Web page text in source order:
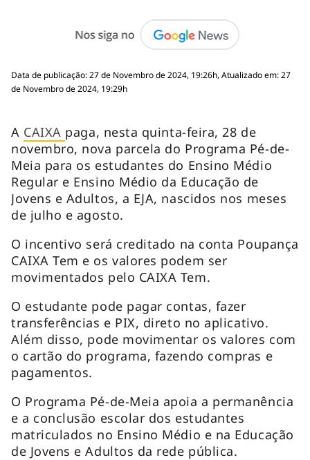
Data de publicação: 27 de Novembro de 2024, 19:26h, Atualizado em: 27
de Novembro de 2024, 19:29h
A CAIXA paga, nesta quinta-feira, 28 de
novembro, nova parcela do Programa Pé-de-
Meia para os estudantes do Ensino Médio
Regular e Ensino Médio da Educação de
Jovens e Adultos, a EJA, nascidos nos meses
de julho e agosto.
O incentivo será creditado na conta Poupança
CAIXA Tem e os valores podem ser
movimentados pelo CAIXA Tem.
O estudante pode pagar contas, fazer
transferências e PIX, direto no aplicativo.
Além disso, pode movimentar os valores com
o cartão do programa, fazendo compras e
pagamentos.
O Programa Pé-de-Meia apoia a permanência
e a conclusão escolar dos estudantes
matriculados no Ensino Médio e na Educação
de Jovens e Adultos da rede pública.